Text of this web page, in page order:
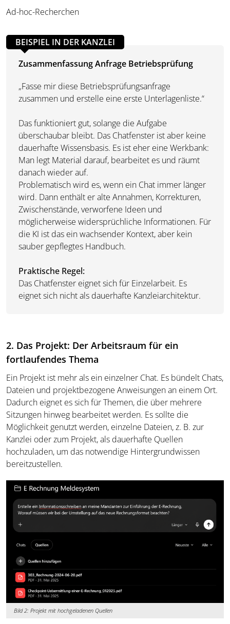
Ad-hoc-Recherchen
BEISPIEL IN DER KANZLEI
Zusammenfassung Anfrage Betriebsprüfung
„Fasse mir diese Betriebsprüfungsanfrage
zusammen und erstelle eine erste Unterlagenliste.“
Das funktioniert gut, solange die Aufgabe
überschaubar bleibt. Das Chatfenster ist aber keine
dauerhafte Wissensbasis. Es ist eher eine Werkbank:
Man legt Material darauf, bearbeitet es und räumt
danach wieder auf.
Problematisch wird es, wenn ein Chat immer länger
wird. Dann enthält er alte Annahmen, Korrekturen,
Zwischenstände, verworfene Ideen und
möglicherweise widersprüchliche Informationen. Für
die KI ist das ein wachsender Kontext, aber kein
sauber gepflegtes Handbuch.
Praktische Regel:
Das Chatfenster eignet sich für Einzelarbeit. Es
eignet sich nicht als dauerhafte Kanzleiarchitektur.
2. Das Projekt: Der Arbeitsraum für ein
fortlaufendes Thema
Ein Projekt ist mehr als ein einzelner Chat. Es bündelt Chats,
Dateien und projektbezogene Anweisungen an einem Ort.
Dadurch eignet es sich für Themen, die über mehrere
Sitzungen hinweg bearbeitet werden. Es sollte die
Möglichkeit genutzt werden, einzelne Dateien, z. B. zur
Kanzlei oder zum Projekt, als dauerhafte Quellen
hochzuladen, um das notwendige Hintergrundwissen
bereitzustellen.
Bild 2: Projekt mit hochgeladenen Quellen